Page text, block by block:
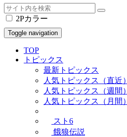
2Pカラー
Toggle navigation
TOP
トピックス
最新トピックス
人気トピックス（直近）
人気トピックス（週間）
人気トピックス（月間）
スト6
餓狼伝説